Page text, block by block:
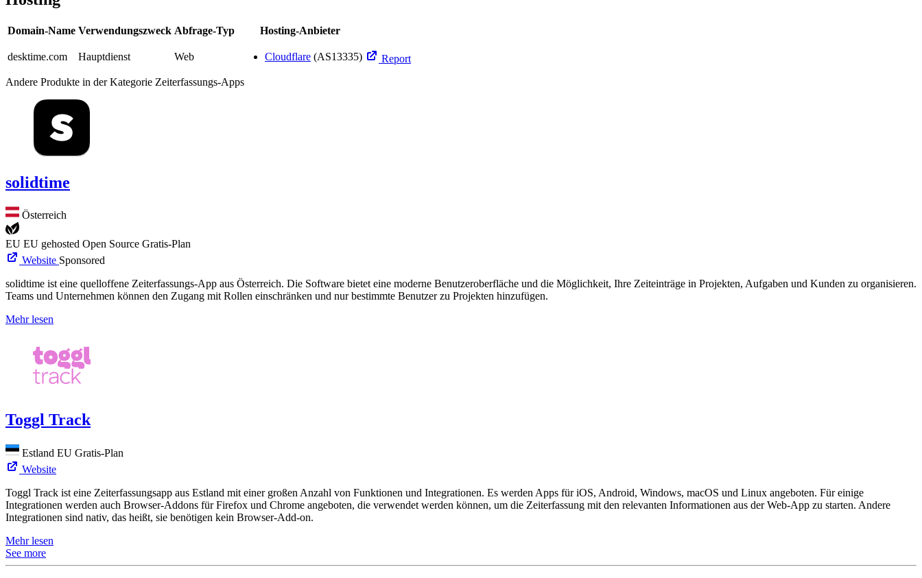
Domain-Name Verwendungszweck Abfrage-Typ Hosting-Anbieter
desktime.com Hauptdienst Web Cloudflare (AS13335)
Report
Andere Produkte in der Kategorie Zeiterfassungs-Apps
solidtime
Österreich
EU EU gehosted Open Source Gratis-Plan
Website Sponsored
solidtime ist eine quelloffene Zeiterfassungs-App aus Österreich. Die Software bietet eine moderne Benutzeroberfläche und die Möglichkeit, Ihre Zeiteinträge in Projekten, Aufgaben und Kunden zu organisieren.
Teams und Unternehmen können den Zugang mit Rollen einschränken und nur bestimmte Benutzer zu Projekten hinzufügen.
Mehr lesen
Toggl Track
Estland EU Gratis-Plan
Website
Toggl Track ist eine Zeiterfassungsapp aus Estland mit einer großen Anzahl von Funktionen und Integrationen. Es werden Apps für iOS, Android, Windows, macOS und Linux angeboten. Für einige
Integrationen werden auch Browser-Addons für Firefox und Chrome angeboten, die verwendet werden können, um die Zeiterfassung mit den relevanten Informationen aus der Web-App zu starten. Andere
Integrationen sind nativ, das heißt, sie benötigen kein Browser-Add-on.
Mehr lesen
See more